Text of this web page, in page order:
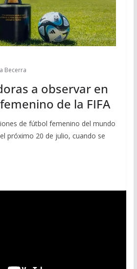
Becerra
a observar en
de la FIFA
de fútbol femenino del mundo
próximo 20 de julio, cuando se